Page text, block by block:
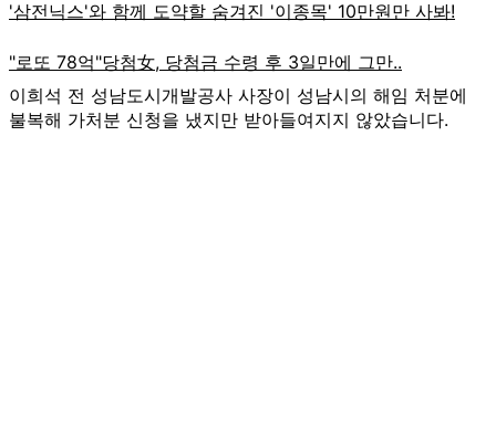
이희석 전 성남도시개발공사 사장이 성남시의 해임 처분에
불복해 가처분 신청을 냈지만 받아들여지지 않았습니다.